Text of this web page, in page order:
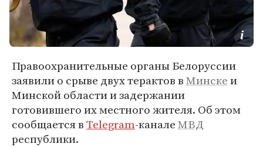
Правоохранительные органы Белоруссии
заявили о срыве двух терактов вМинскеи
Минской области и задержании
готовившего их местного жителя. Об этом
сообщается вTelegram-каналеМВД
республики.